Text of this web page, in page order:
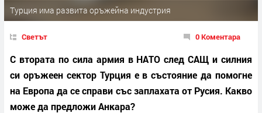
Турция има развита оръжейна индустрия
Светът 0 Коментара
С втората по сила армия в НАТО след САЩ и силния
си оръжеен сектор Турция е в състояние да помогне
на Европа да се справи със заплахата от Русия. Какво
може да предложи Анкара?